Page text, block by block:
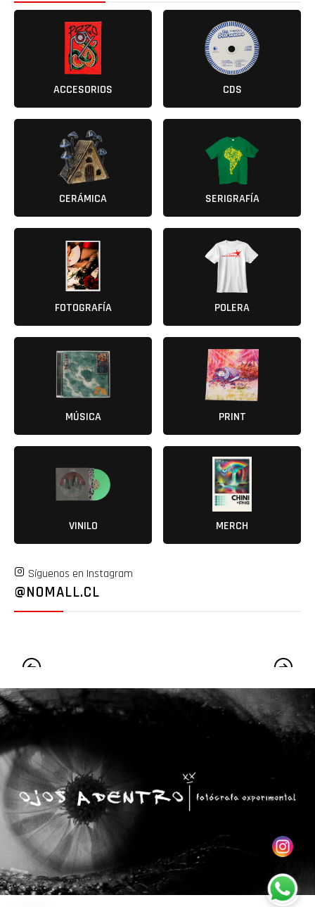
ACCESORIOS CDS
CERÁMICA SERIGRAFÍA
FOTOGRAFÍA POLERA
MÚSICA PRINT
VINILO MERCH
Síguenos en Instagram
@NOMALL.CL